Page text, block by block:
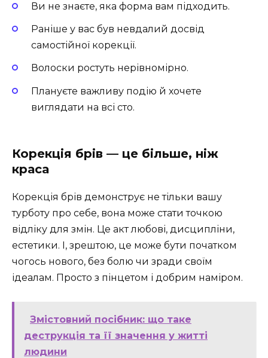
Ви не знаєте, яка форма вам підходить.
Раніше у вас був невдалий досвід
самостійної корекції.
Волоски ростуть нерівномірно.
Плануєте важливу подію й хочете
виглядати на всі сто.
Корекція брів — це більше, ніж
краса
Корекція брів демонструє не тільки вашу
турботу про себе, вона може стати точкою
відліку для змін. Це акт любові, дисципліни,
естетики. І, зрештою, це може бути початком
чогось нового, без болю чи зради своїм
ідеалам. Просто з пінцетом і добрим наміром.
Змістовний посібник: що таке
деструкція та її значення у житті
людини